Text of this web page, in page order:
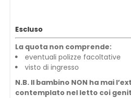
Escluso
La quota non comprende:
eventuali polizze facoltative
visto di ingresso
N.B. Il bambino NON ha mai
contemplato nel letto coi